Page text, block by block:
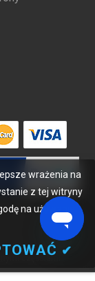
zastrzeżone.
ich właścicieli.
OEM. Wszystkie
częściami
wrażenia na
z tej witryny
na używanie
✔